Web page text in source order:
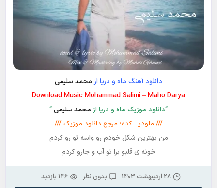
دانلود آهنگ ماه و دریا از محمد سلیمی
Download Music Mohammad Salimi – Maho Darya
“دانلود موزیک ماه و دریا از محمد سلیمی“
/// ملودیـــ کده؛ مرجع دانلود موزیک ///
من بهترین شکل خودم رو واسه تو رو کردم
خونه ی قلبو برا تو آب و جارو کردم
28 اردیبهشت 1403 بدون نظر 146 بازدید